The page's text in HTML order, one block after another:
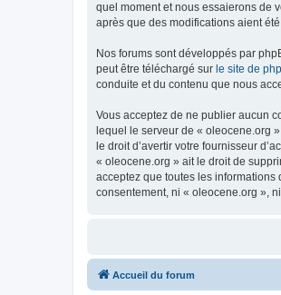
quel moment et nous essaierons de
après que des modifications aient
Nos forums sont développés par
peut être téléchargé sur le site de
conduite et du contenu que nous
Vous acceptez de ne publier aucun
lequel le serveur de « oleocene.org
le droit d’avertir votre fournisseur
« oleocene.org » ait le droit de
acceptez que toutes les
consentement, ni « oleocene.org »,
Accueil du forum